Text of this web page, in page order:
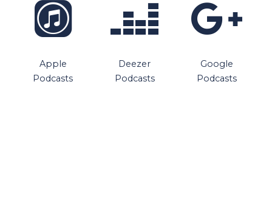
Apple
Podcasts
Deezer
Podcasts
Google
Podcasts